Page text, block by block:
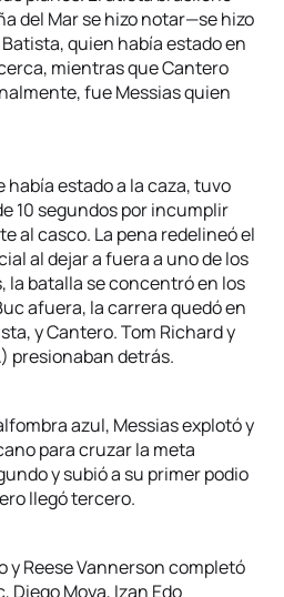
del Mar se hizo notar—se hizo
quien había estado en
mientras que Cantero
fue Messias quien
había estado a la caza, tuvo
10 segundos por incumplir
al casco. La pena redelineó el
al dejar a fuera a uno de los
la batalla se concentró en los
afuera, la carrera quedó en
y Cantero. Tom Richard y
presionaban detrás.
azul, Messias explotó y
para cruzar la meta
y subió a su primer podio
llegó tercero.
y Reese Vannerson completó
Diego Moya, Izan Edo